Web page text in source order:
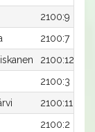
2100:9
2100:7
2100:12
2100:3
2100:11
2100:2